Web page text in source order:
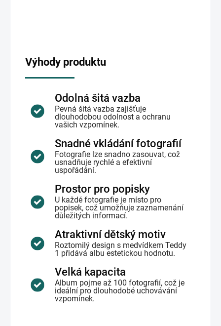
Výhody produktu
Odolná šitá vazba
Pevná šitá vazba zajišťuje
dlouhodobou odolnost a ochranu
vašich vzpomínek.
Snadné vkládání fotografií
Fotografie lze snadno zasouvat, což
usnadňuje rychlé a efektivní
uspořádání.
Prostor pro popisky
U každé fotografie je místo pro
popisek, což umožňuje zaznamenání
důležitých informací.
Atraktivní dětský motiv
Roztomilý design s medvídkem Teddy
1 přidává albu estetickou hodnotu.
Velká kapacita
Album pojme až 100 fotografií, což je
ideální pro dlouhodobé uchovávání
vzpomínek.